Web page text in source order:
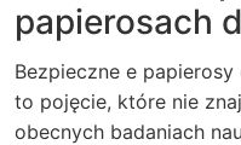
papierosach
Bezpieczne e
to pojęcie, które nie
obecnych badaniach